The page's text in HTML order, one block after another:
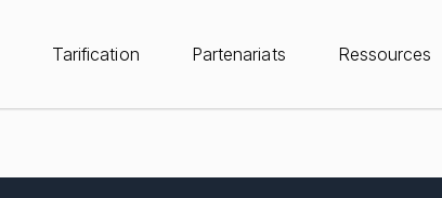
Tarification Partenariats Ressources